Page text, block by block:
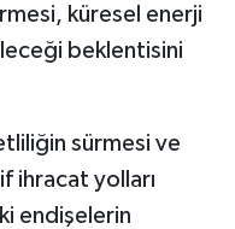
küresel enerji
beklentisini
sürmesi ve
ihracat yolları
endişelerin